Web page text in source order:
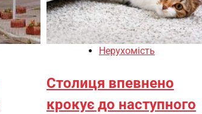
Нерухомість
Столиця впевнено
крокує до наступного